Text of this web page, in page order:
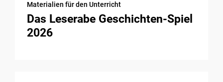
Materialien für den Unterricht
Das Leserabe Geschichten-Spiel
2026